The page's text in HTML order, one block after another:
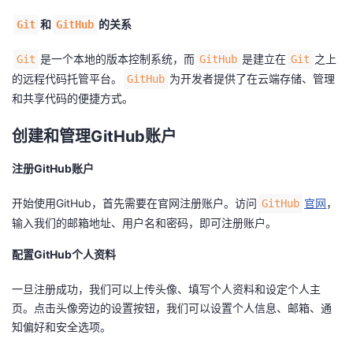
学
堂
我
的
程
我
认
证
的
实
验
我
的
收
藏
持
我
的
技
术
支
持
我
的
云
声
建
议
Git 和 GitHub 的关系
Git 是一个本地的版本控制系统，而 GitHub 是建立在 Git 之上
的远程代码托管平台。
GitHub 为开发者提供了在云端存储、管理
和共享代码的便捷方式。
创建和管理GitHub账户
注册GitHub账户
开始使用GitHub，首先需要在官网注册账户。访问 GitHub 官网，
输入我们的邮箱地址、用户名和密码，即可注册账户。
配置GitHub个人资料
一旦注册成功，我们可以上传头像、填写个人资料和设定个人主
页。点击头像旁边的设置按钮，我们可以设置个人信息、邮箱、通
知偏好和安全选项。